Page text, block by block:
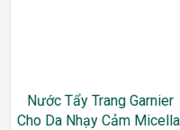
Nước Tẩy Trang Garnier
Cho Da Nhạy Cảm